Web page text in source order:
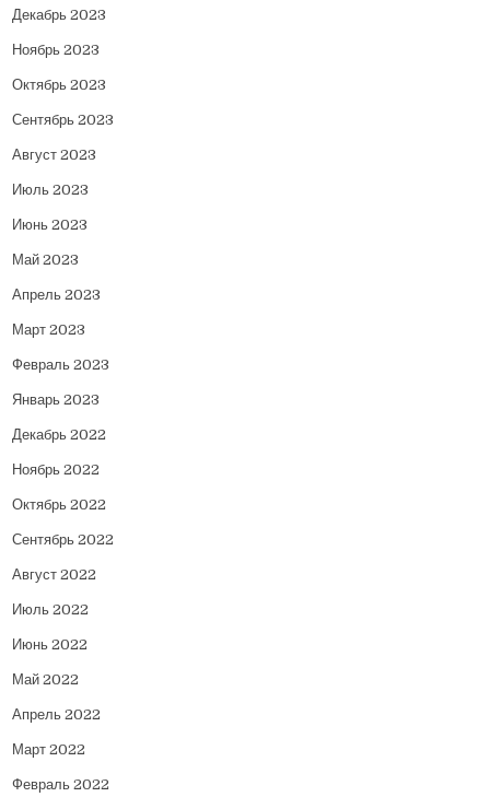
Декабрь 2023
Ноябрь 2023
Октябрь 2023
Сентябрь 2023
Август 2023
Июль 2023
Июнь 2023
Май 2023
Апрель 2023
Март 2023
Февраль 2023
Январь 2023
Декабрь 2022
Ноябрь 2022
Октябрь 2022
Сентябрь 2022
Август 2022
Июль 2022
Июнь 2022
Май 2022
Апрель 2022
Март 2022
Февраль 2022